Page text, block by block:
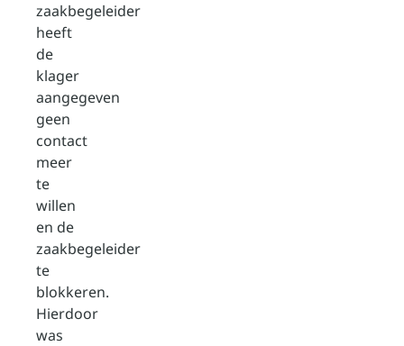
zaakbegeleider
heeft
de
klager
aangegeven
geen
contact
meer
te
willen
en de
zaakbegeleider
te
blokkeren.
Hierdoor
was